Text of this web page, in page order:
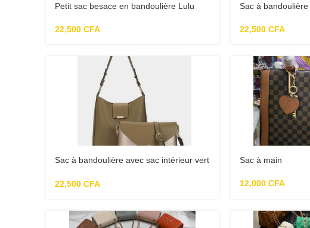
Petit sac besace en bandoulière Lulu
22,500 CFA
Sac à
22,500 CFA
Sac à bandoulière avec sac intérieur vert
22,500 CFA
Sac à main
12,000 CFA